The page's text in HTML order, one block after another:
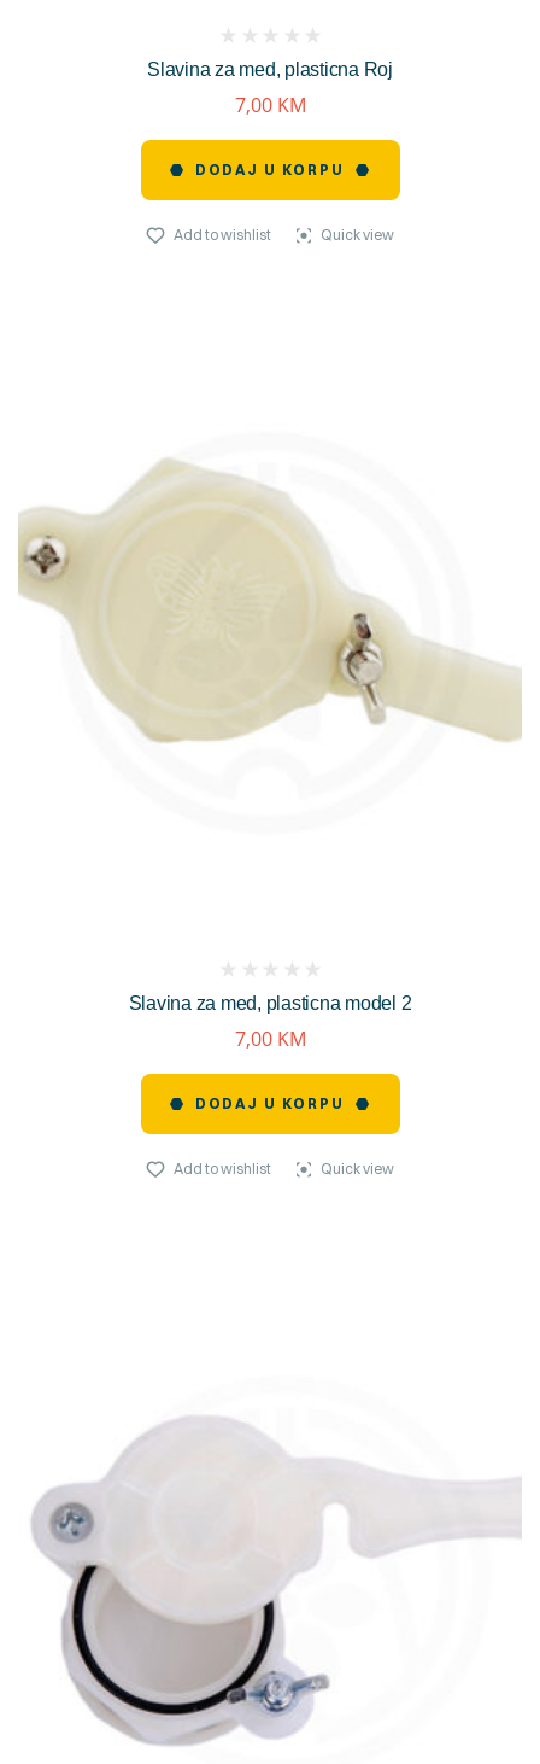
Slavina za med, plasticna Roj
reviews)
7,00 KM
DODAJ U KORPU
Add to wishlist Quick view
Slavina za med, plasticna model 2
reviews)
7,00 KM
DODAJ U KORPU
Add to wishlist Quick view